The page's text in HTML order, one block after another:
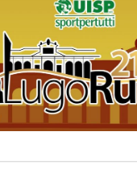
Radio InBlu2000 traccia il